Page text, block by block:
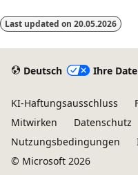
Last updated on 20.05.2026
Deutsch Ihre
KI-Haftungsausschluss
Mitwirken
Datenschutz
Nutzungsbedingungen
© Microsoft 2026